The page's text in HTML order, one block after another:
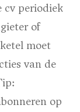
cv periodiek
of
moet
van de
op